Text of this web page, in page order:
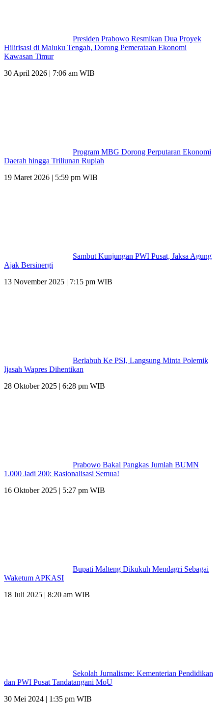
Presiden Prabowo Resmikan Dua Proyek
Hilirisasi di Maluku Tengah, Dorong Pemerataan Ekonomi
Kawasan Timur
30 April 2026 | 7:06 am WIB
Program MBG Dorong Perputaran Ekonomi
Daerah hingga Triliunan Rupiah
19 Maret 2026 | 5:59 pm WIB
Sambut Kunjungan PWI Pusat, Jaksa Agung
Ajak Bersinergi
13 November 2025 | 7:15 pm WIB
Berlabuh Ke PSI, Langsung Minta Polemik
Ijasah Wapres Dihentikan
28 Oktober 2025 | 6:28 pm WIB
Prabowo Bakal Pangkas Jumlah BUMN
1.000 Jadi 200: Rasionalisasi Semua!
16 Oktober 2025 | 5:27 pm WIB
Bupati Malteng Dikukuh Mendagri Sebagai
Waketum APKASI
18 Juli 2025 | 8:20 am WIB
Sekolah Jurnalisme: Kementerian Pendidikan
dan PWI Pusat Tandatangani MoU
30 Mei 2024 | 1:35 pm WIB